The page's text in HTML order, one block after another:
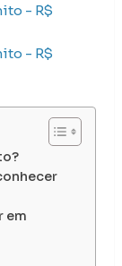
- R$
- R$
em